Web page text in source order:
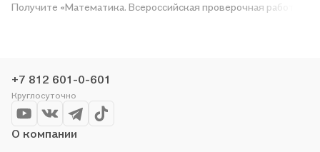
Получите «Математика. Всероссийская проверочная работа.
проводим акции. Оставайтесь с нами, чтобы не упустить
выгоду!
+7 812 601-0-601
Круглосуточно
О компании